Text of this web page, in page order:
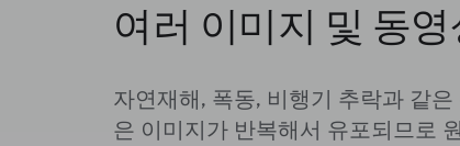
여러 이미지 및 동
자연재해, 폭동, 비행기 추락과 같
은 이미지가 반복해서 유포되므로